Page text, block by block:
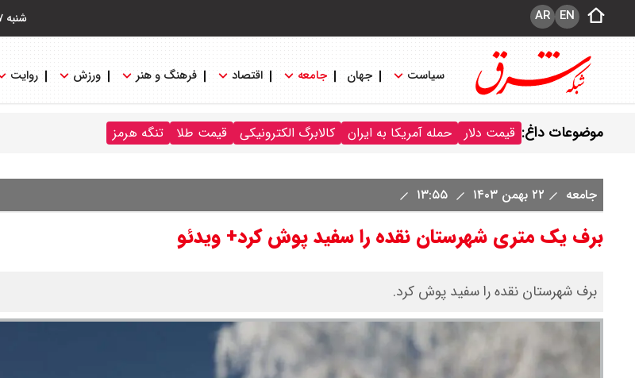
شنبه ۱۷ مرداد ۱۴۰۵ EN
AR
سیاست جهان جامعه اقتصاد فرهنگ و هنر ورزش روایت
موضوعات داغ: قیمت دلار حمله آمریکا به ایران کالابرگ الکترونیکی قیمت طلا تنگه هرمز
جامعه ۲۲ بهمن ۱۴۰۳
برف یک متری شهرستان نقده را سفید پوش کرد+ ویدئو
برف شهرستان نقده را سفید پوش کرد.